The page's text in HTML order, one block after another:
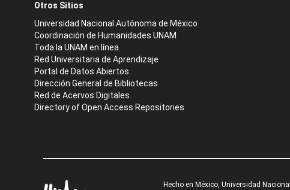
Otros Sitios
Universidad Nacional Autónoma de México
Coordinación de Humanidades UNAM
Toda la UNAM en línea
Red Universitaria de Aprendizaje
Portal de Datos Abiertos
Dirección General de Bibliotecas
Red de Acervos Digitales
Directory of Open Access Repositories
Hecho en México, Universidad